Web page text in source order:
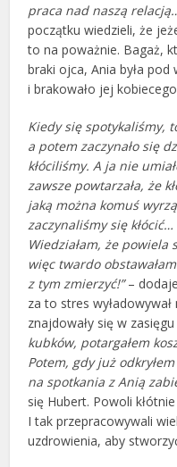
praca nad naszą
początku wiedzieli, że
to na poważnie. Bagaż,
braki ojca, Ania była
i brakowało jej
Kiedy się spotykaliśmy,
a potem zaczynało się
kłóciliśmy. A ja nie
zawsze powtarzała, że
jaką można komuś
zaczynaliśmy się
Wiedziałam, że powiela
więc twardo
z tym zmierzyć!”–
za to stres
znajdowały się w
kubków, potargałem
Potem, gdy już
na spotkania z Anią
się Hubert. Powoli
I tak przepracowywali
uzdrowienia, aby